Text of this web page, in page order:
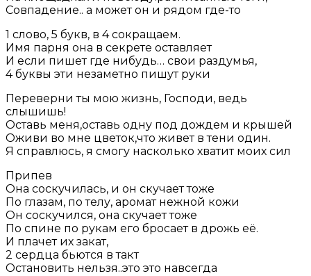
Совпадение.. а может он и рядом где-то
1 слово, 5 букв, в 4 сокращаем.
Имя парня она в секрете оставляет
И если пишет где нибудь… свои раздумья,
4 буквы эти незаметно пишут руки
Переверни ты мою жизнь, Господи, ведь
слышишь!
Оставь меня,оставь одну под дождем и крышей
Оживи во мне цветок,что живет в тени один.
Я справлюсь, я смогу насколько хватит моих сил
Припев
Она соскучилась, и он скучает тоже
По глазам, по телу, аромат нежной кожи
Он соскучился, она скучает тоже
По спине по рукам его бросает в дрожь её.
И плачет их закат,
2 сердца бьются в такт
Остановить нельзя..это это навсегда